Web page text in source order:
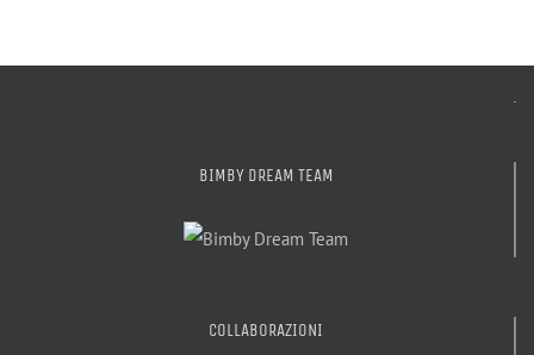
BIMBY DREAM TEAM
COLLABORAZIONI